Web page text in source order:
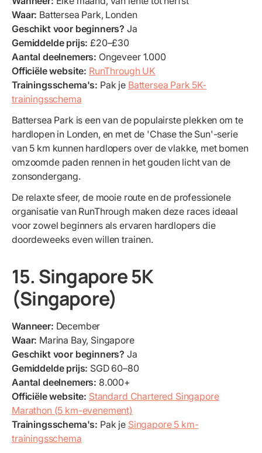
Waar: Battersea Park, Londen
Geschikt voor beginners? Ja
Gemiddelde prijs: £20–£30
Aantal deelnemers: Ongeveer 1.000
Officiële website: RunThrough UK
Trainingsschema's: Pak je Battersea Park 5K-
trainingsschema
Battersea Park is een van de populairste plekken om te
hardlopen in Londen, en met de 'Chase the Sun'-serie
van 5 km kunnen hardlopers over de vlakke, met bomen
omzoomde paden rennen in het gouden licht van de
zonsondergang.
De relaxte sfeer, de mooie route en de professionele
organisatie van RunThrough maken deze races ideaal
voor zowel beginners als ervaren hardlopers die
doordeweeks even willen trainen.
15. Singapore 5K
(Singapore)
Wanneer: December
Waar: Marina Bay, Singapore
Geschikt voor beginners? Ja
Gemiddelde prijs: SGD 60–80
Aantal deelnemers: 8.000+
Officiële website: Standard Chartered Singapore
Marathon (5 km-evenement)
Trainingsschema's: Pak je Singapore 5 km-
trainingsschema